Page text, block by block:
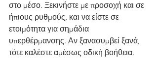
στο μέσο. Ξεκινήστε με προσοχή και σε
ήπιους ρυθμούς, και να είστε σε
ετοιμότητα για σημάδια
υπερθέρμανσης. Αν ξανασυμβεί ξανά,
τότε καλέστε αμέσως οδική βοήθεια.